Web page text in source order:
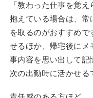
「教わった仕事を覚
抱えている場合は、常
を取るのがおすすめで
せるほか、帰宅後にメ
事内容を思い出して記
次の出勤時に活かせる